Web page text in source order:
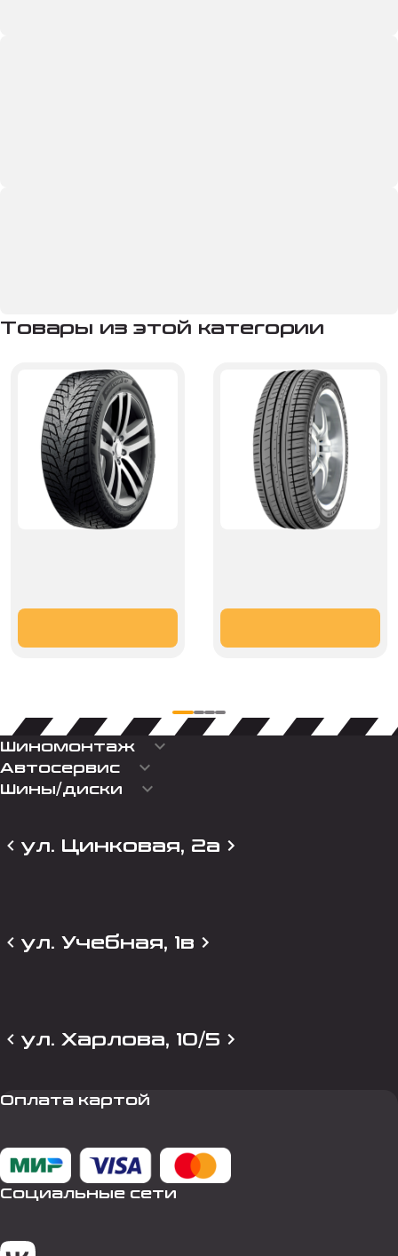
Товары из этой категории
Шиномонтаж keyboard_arrow_down
Автосервис keyboard_arrow_down
Шины/диски keyboard_arrow_down
ул. Цинковая, 2а
ул. Учебная, 1в
ул. Харлова, 10/5
Оплата картой
Социальные сети